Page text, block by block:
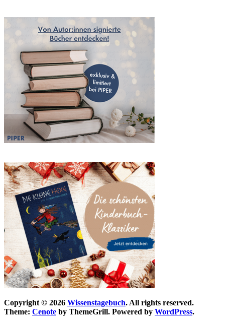
Copyright © 2026 Wissenstagebuch. All rights reserved.
Theme: Cenote by ThemeGrill. Powered by WordPress.